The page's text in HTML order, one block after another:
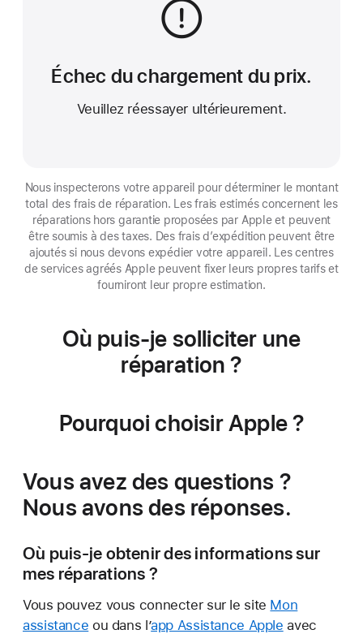
Échec du chargement du prix.
Veuillez réessayer ultérieurement.
Nous inspecterons votre appareil pour déterminer le montant
total des frais de réparation. Les frais estimés concernent les
réparations hors garantie proposées par Apple et peuvent
être soumis à des taxes. Des frais d’expédition peuvent être
ajoutés si nous devons expédier votre appareil. Les centres
de services agréés Apple peuvent fixer leurs propres tarifs et
fourniront leur propre estimation.
Où puis-je solliciter une
réparation ?
Pourquoi choisir Apple ?
Vous avez des questions ?
Nous avons des réponses.
Où puis-je obtenir des informations sur
mes réparations ?
Vous pouvez vous connecter sur le site Mon
assistance ou dans l’app Assistance Apple avec